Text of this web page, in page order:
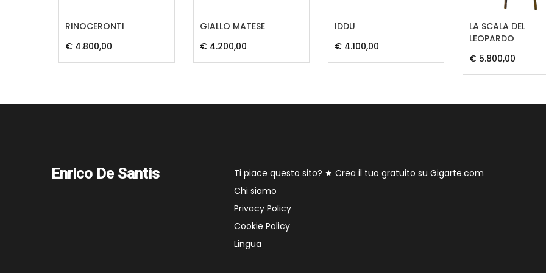
RINOCERONTI
€ 4.800,00
GIALLO MATESE
€ 4.200,00
IDDU
€ 4.100,00
LA SCALA DEL
LEOPARDO
€ 5.800,00
Enrico De Santis Ti piace questo sito? ★ Crea il tuo gratuito su Gigarte.com
Chi siamo
Privacy Policy
Cookie Policy
Lingua